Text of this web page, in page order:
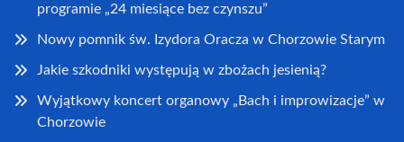
programie „24 miesiące bez czynszu”
Nowy pomnik św. Izydora Oracza w Chorzowie Starym
Jakie szkodniki występują w zbożach jesienią?
Wyjątkowy koncert organowy „Bach i improwizacje” w
Chorzowie